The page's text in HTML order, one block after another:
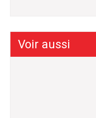
Voir aussi